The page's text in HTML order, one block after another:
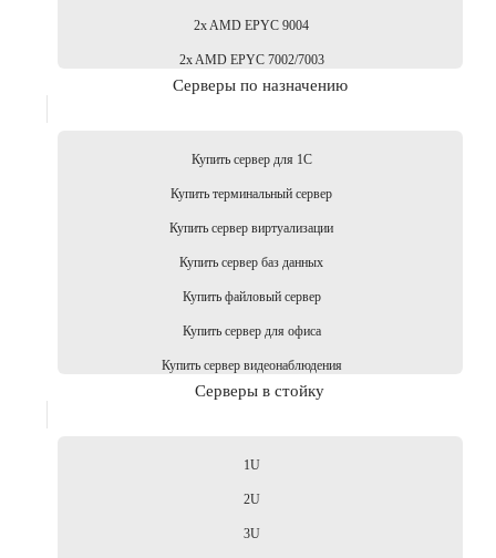
2x AMD EPYC 9004
2x AMD EPYC 7002/7003
Серверы по назначению
Купить сервер для 1С
Купить терминальный сервер
Купить сервер виртуализации
Купить сервер баз данных
Купить файловый сервер
Купить сервер для офиса
Купить сервер видеонаблюдения
Серверы в стойку
1U
2U
3U